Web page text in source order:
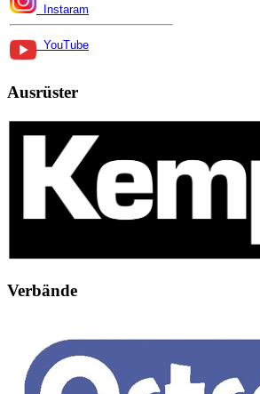
Instaram
YouTube
Ausrüster
Verbände